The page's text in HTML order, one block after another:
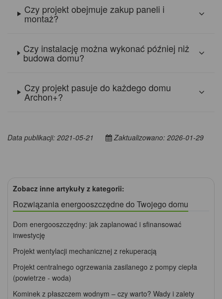
Czy projekt obejmuje zakup paneli i
montaż?
Czy instalację można wykonać później niż
budowa domu?
Czy projekt pasuje do każdego domu
Archon+?
Data publikacji: 2021-05-21 Zaktualizowano: 2026-01-29
Zobacz inne artykuły z kategorii:
Rozwiązania energooszczędne do Twojego domu
Dom energooszczędny: jak zaplanować i sfinansować
inwestycję
Projekt wentylacji mechanicznej z rekuperacją
Projekt centralnego ogrzewania zasilanego z pompy ciepła
(powietrze - woda)
Kominek z płaszczem wodnym – czy warto? Wady i zalety